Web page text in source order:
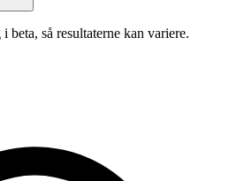
beta, så resultaterne kan variere.